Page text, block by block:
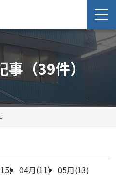
事 （39件）
04月(11)
05月(13)